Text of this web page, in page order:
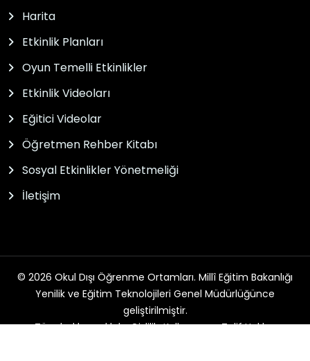
Harita
Etkinlik Planları
Oyun Temelli Etkinlikler
Etkinlik Videoları
Eğitici Videolar
Öğretmen Rehber Kitabı
Sosyal Etkinlikler Yönetmeliği
İletişim
© 2026 Okul Dışı Öğrenme Ortamları. Millî Eğitim Bakanlığı
Yenilik ve Eğitim Teknolojileri Genel Müdürlüğünce
geliştirilmiştir.
Tüm hakları saklıdır. Gizlilik, Kullanım ve Telif Hakları